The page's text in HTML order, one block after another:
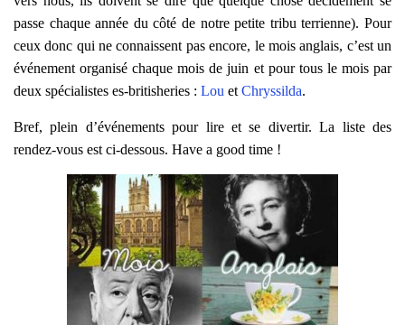
passe chaque année du côté de notre petite tribu terrienne). Pour
ceux donc qui ne connaissent pas encore, le mois anglais, c’est un
événement organisé chaque mois de juin et pour tous le mois par
deux spécialistes es-britisheries : Lou et Chryssilda.
Bref, plein d’événements pour lire et se divertir. La liste des
rendez-vous est ci-dessous. Have a good time !